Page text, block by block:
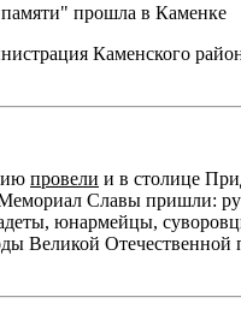
прошла в Каменке
Каменского
провели и в столице
Славы пришли:
юнармейцы,
Великой